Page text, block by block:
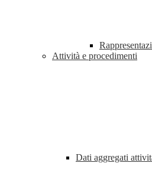
Attività e procedimenti
Dati aggregati